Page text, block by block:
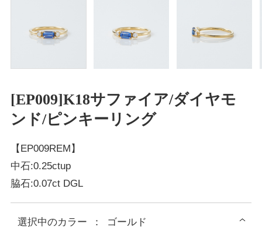
[EP009]K18サファイア/ダイヤモ
ンド/ピンキーリング
【EP009REM】
中石:0.25ctup
脇石:0.07ct DGL
選択中のカラー ： ゴールド